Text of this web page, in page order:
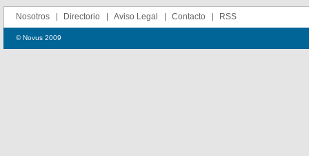
Nosotros Directorio Aviso Legal Contacto RSS
© Novus 2009